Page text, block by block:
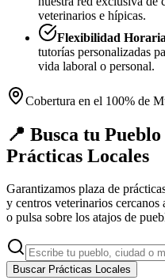
veterinarios e hípicas.
Flexibilidad
tutorías personalizadas
vida laboral o personal.
Cobertura en el 100% de
📍 Busca tu
Prácticas Locales
Garantizamos plaza de
y centros veterinarios
o pulsa sobre los atajos de
Buscar Prácticas Locales